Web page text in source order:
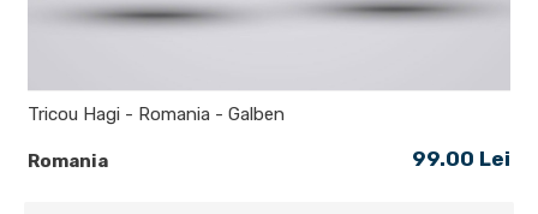
Romania
Tricou Hagi - Romania - Galben
99.00 Lei